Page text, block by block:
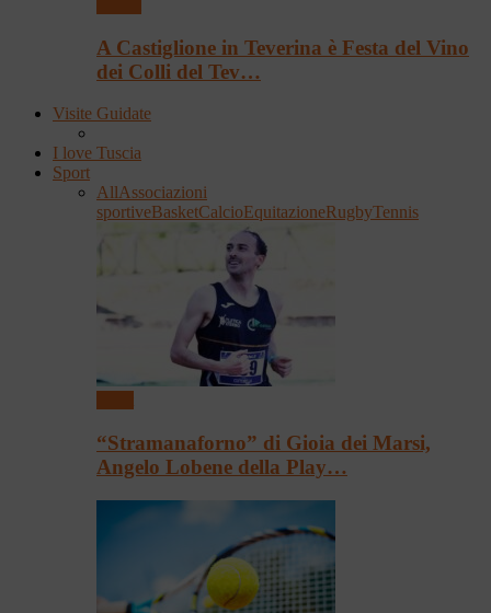
A Castiglione in Teverina è Festa del Vino
dei Colli del Tev…
Visite Guidate
I love Tuscia
Sport
AllAssociazioni
sportiveBasketCalcioEquitazioneRugbyTennis
“Stramanaforno” di Gioia dei Marsi,
Angelo Lobene della Play…